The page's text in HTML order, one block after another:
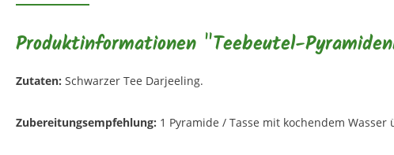
Produktinformationen "Teebeutel-
Zutaten: Schwarzer Tee Darjeeling.
Zubereitungsempfehlung: 1 Pyramide / Tasse mit kochendem